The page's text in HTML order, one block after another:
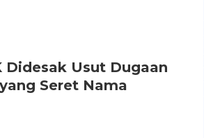
Didesak Usut Dugaan
Seret Nama